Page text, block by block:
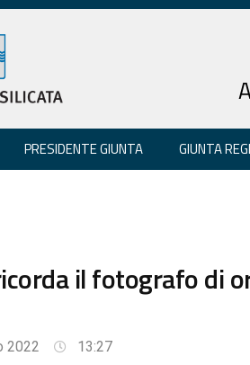
PRESIDENTE GIUNTA GIUNTA
il fotografo di
2022 13:27